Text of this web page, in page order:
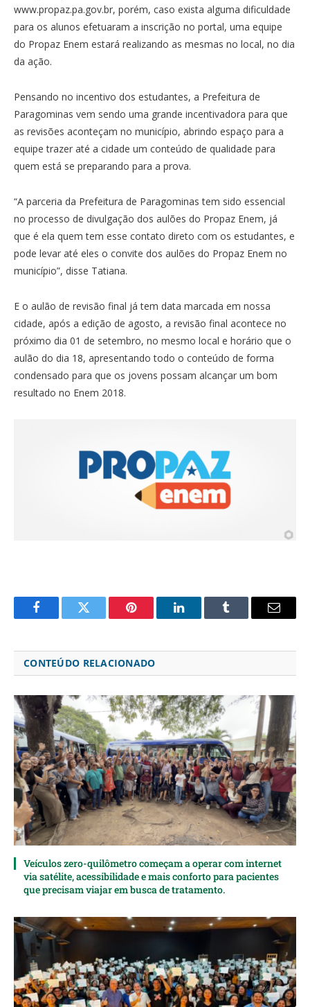
www.propaz.pa.gov.br, porém, caso exista alguma dificuldade
para os alunos efetuaram a inscrição no portal, uma equipe
do Propaz Enem estará realizando as mesmas no local, no dia
da ação.
Pensando no incentivo dos estudantes, a Prefeitura de
Paragominas vem sendo uma grande incentivadora para que
as revisões aconteçam no município, abrindo espaço para a
equipe trazer até a cidade um conteúdo de qualidade para
quem está se preparando para a prova.
“A parceria da Prefeitura de Paragominas tem sido essencial
no processo de divulgação dos aulões do Propaz Enem, já
que é ela quem tem esse contato direto com os estudantes, e
pode levar até eles o convite dos aulões do Propaz Enem no
município”, disse Tatiana.
E o aulão de revisão final já tem data marcada em nossa
cidade, após a edição de agosto, a revisão final acontece no
próximo dia 01 de setembro, no mesmo local e horário que o
aulão do dia 18, apresentando todo o conteúdo de forma
condensado para que os jovens possam alcançar um bom
resultado no Enem 2018.
FacebookTwitter Pinterest LinkedInTumblr Email
CONTEÚDO RELACIONADO
Veículos zero-quilômetro começam a operar com internet
via satélite, acessibilidade e mais conforto para pacientes
que precisam viajar em busca de tratamento.